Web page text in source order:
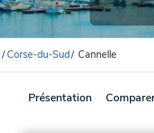
/Corse-du-Sud/ Cannelle
Présentation